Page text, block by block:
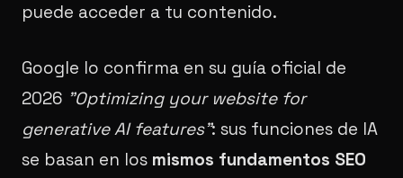
puede acceder a tu contenido.
Google lo confirma en su guía oficial de
2026 "Optimizing your website for
generative AI features": sus funciones de IA
se basan en los mismos fundamentos SEO